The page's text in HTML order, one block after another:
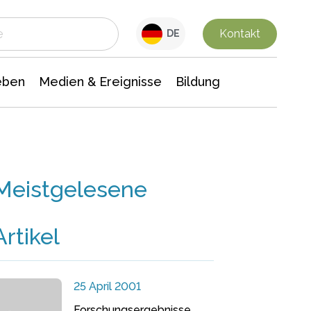
DE Kontakt
Medien & Ereignisse Bildung
25 April 2001